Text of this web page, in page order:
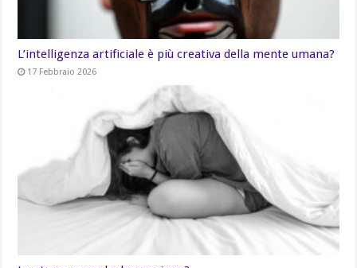
L’intelligenza artificiale è più creativa della mente umana?
17 Febbraio 2026